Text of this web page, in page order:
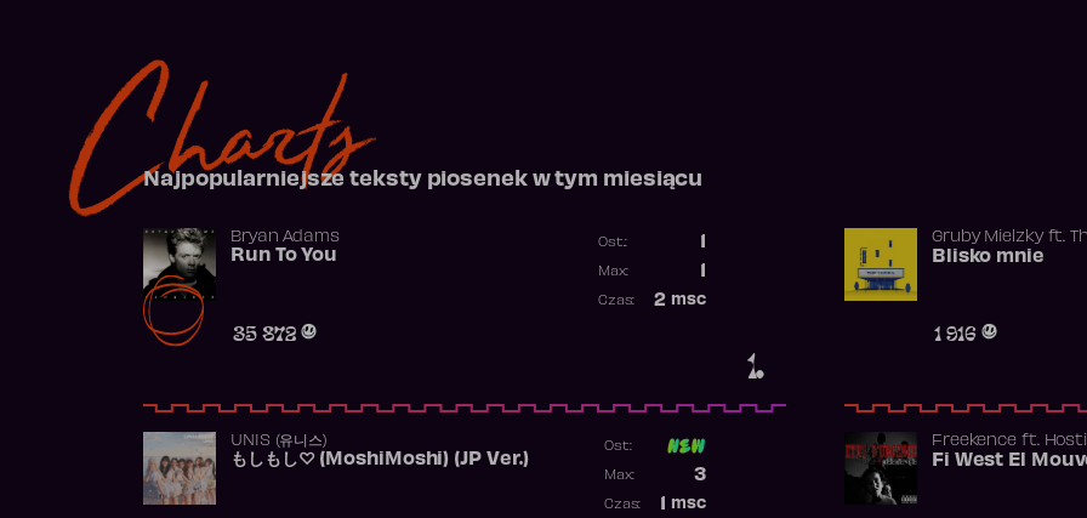
Charts
Najpopularniejsze teksty piosenek w tym miesiącu
1.
Bryan Adams
Run To You
35 872
Ost.:
Max:
2 msc
Czas:
Gruby Mielzkyft.
Blisko mnie
1 916
UNIS (유니스)
もしもし♡ (MoshiMoshi) (JP Ver.)
Ost:
3
Max:
msc
Czas:
Freekence ft.